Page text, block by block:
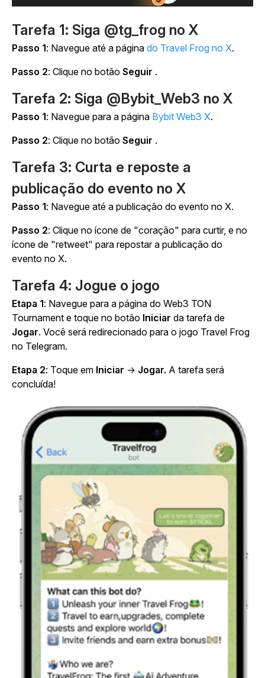
Tarefa 1: Siga @tg_frog no X
Passo 1: Navegue até a página do Travel Frog no X.
Passo 2: Clique no botão Seguir .
Tarefa 2: Siga @Bybit_Web3 no X
Passo 1: Navegue para a página Bybit Web3 X.
Passo 2: Clique no botão Seguir .
Tarefa 3: Curta e reposte a
publicação do evento no X
Passo 1: Navegue até a publicação do evento no X.
Passo 2: Clique no ícone de "coração" para curtir, e no
ícone de "retweet" para repostar a publicação do
evento no X.
Tarefa 4: Jogue o jogo
Etapa 1: Navegue para a página do Web3 TON
Tournament e toque no botão Iniciar da tarefa de
Jogar. Você será redirecionado para o jogo Travel Frog
no Telegram.
Etapa 2: Toque em Iniciar → Jogar. A tarefa será
concluída!